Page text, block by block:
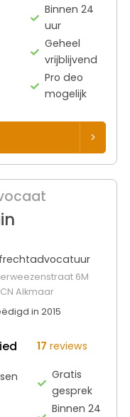
Binnen 24
uur
Geheel
vrijblijvend
Pro deo
mogelijk
6M
Alkmaar
in 2015
17 reviews
Gratis
gesprek
Binnen 24